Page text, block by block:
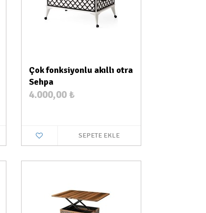
Çok fonksiyonlu akıllı otra
Sehpa
4.000,00₺
SEPETE EKLE